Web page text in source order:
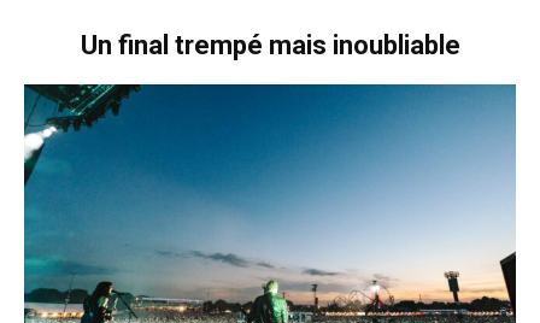
Un final trempé mais inoubliable